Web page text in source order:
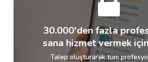
30.000'den fazla
sana hizmet vermek
Talep oluşturarak tüm